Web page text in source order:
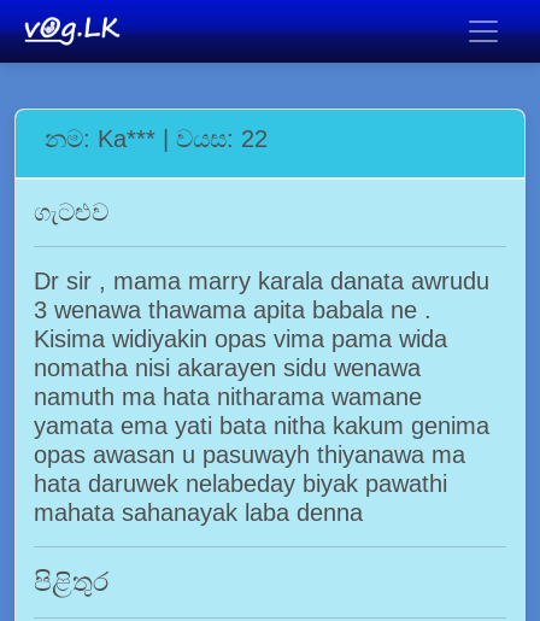
නම: Ka*** | වයස: 22
ගැටළුව
Dr sir , mama marry karala danata awrudu
3 wenawa thawama apita babala ne .
Kisima widiyakin opas vima pama wida
nomatha nisi akarayen sidu wenawa
namuth ma hata nitharama wamane
yamata ema yati bata nitha kakum genima
opas awasan u pasuwayh thiyanawa ma
hata daruwek nelabeday biyak pawathi
mahata sahanayak laba denna
පිළිතුර